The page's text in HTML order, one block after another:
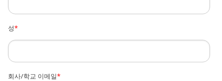
성*
회사/학교 이메일*